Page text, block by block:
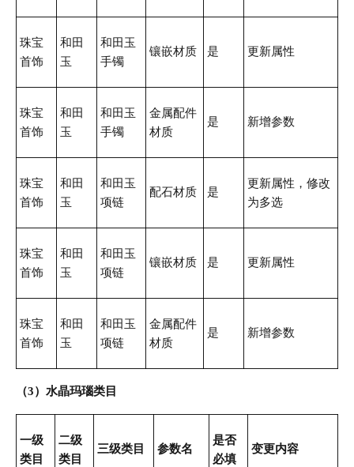
珠宝
首饰
和田
玉
和田玉
手镯
镶嵌材质 是 更新属性
珠宝
首饰
和田
玉
和田玉
手镯
金属配件
材质
是 新增参数
珠宝
首饰
和田
玉
和田玉
项链
配石材质 是
更新属性，修改
为多选
珠宝
首饰
和田
玉
和田玉
项链
镶嵌材质 是 更新属性
珠宝
首饰
和田
玉
和田玉
项链
金属配件
材质
是 新增参数
（3）水晶玛瑙类目
一级
类目
二级
类目
三级类目 参数名
是否
必填
变更内容